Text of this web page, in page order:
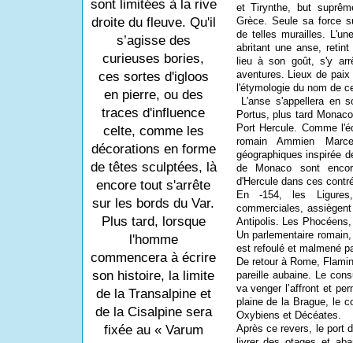
sont limitées à la rive
droite du fleuve. Qu'il
s’agisse des
curieuses bories,
ces sortes d'igloos
en pierre, ou des
traces d'influence
celte, comme les
décorations en forme
de têtes sculptées, là
encore tout s'arrête
sur les bords du Var.
Plus tard, lorsque
l'homme
commencera à écrire
son histoire, la limite
de la Transalpine et
de la Cisalpine sera
fixée au « Varum
et Tirynthe, but
Grèce. Seule sa force
de telles murailles.
abritant une anse,
lieu à son goût, s'y
aventures. Lieux de
l'étymologie du nom de
L'anse s'appellera en
Portus, plus tard
Port Hercule. Comme
romain Ammien
géographiques inspirée
de Monaco sont
d'Hercule dans ces
En -154, les
commerciales,
Antipolis. Les
Un parlementaire
est refoulé et malmené
De retour à Rome,
pareille aubaine. Le
va venger l’affront et
plaine de la Brague, le
Oxybiens et Décéates.
Après ce revers, le port